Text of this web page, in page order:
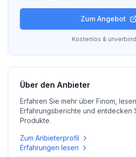
Zum Angebot
Kostenlos &
Über den Anbieter
Erfahren Sie mehr über Finom ,
Erfahrungsberichte und entdecken
Produkte.
Zum Anbieterprofil
Erfahrungen lesen